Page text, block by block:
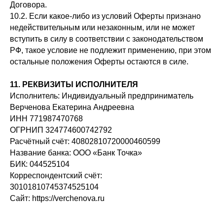
Договора.
10.2. Если какое-либо из условий Оферты признано
недействительным или незаконным, или не может
вступить в силу в соответствии с законодательством
РФ, такое условие не подлежит применению, при этом
остальные положения Оферты остаются в силе.
11. РЕКВИЗИТЫ ИСПОЛНИТЕЛЯ
Исполнитель: Индивидуальный предприниматель
Верченова Екатерина Андреевна
ИНН 771987470768
ОГРНИП 324774600742792
Расчётный счёт: 40802810720000460599
Название банка: ООО «Банк Точка»
БИК: 044525104
Корреспондентский счёт:
30101810745374525104
Сайт: https://verchenova.ru